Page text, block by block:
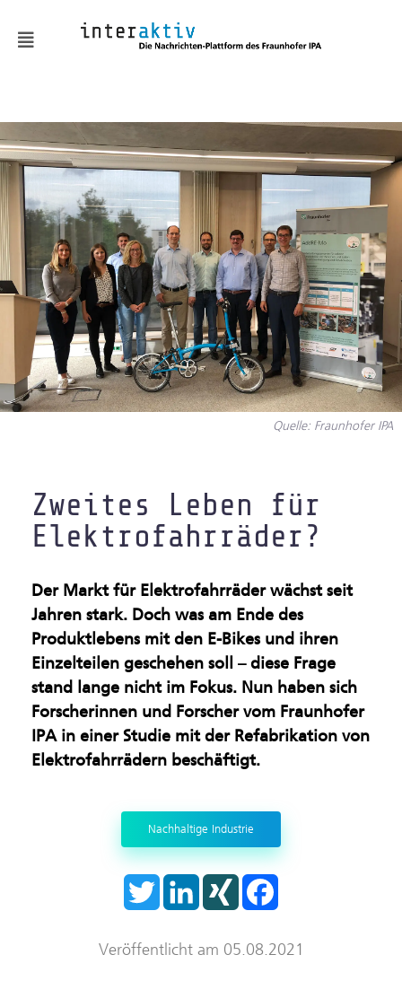
Automatisierung &
Robotik
Batterie & Wasserstoff
Digitalisierung
Embodied AI
Fabrik- und
Prozessgestaltung
Maschinelles Sehen
Leichtbau & Additive
Multifunktionale
Materialien
Nachhaltige Industrie
Oberflächen &
Beschichtungen
Quelle: Fraunhofer IPA
Zweites Leben für
Elektrofahrräder?
Der Markt für Elektrofahrräder wächst seit
Jahren stark. Doch was am Ende des
Produktlebens mit den E-Bikes und ihren
Einzelteilen geschehen soll – diese Frage
stand lange nicht im Fokus. Nun haben sich
Forscherinnen und Forscher vom Fraunhofer
IPA in einer Studie mit der Refabrikation von
Elektrofahrrädern beschäftigt.
Nachhaltige Industrie
T
e
L
n
d
X
N
o
Veröffentlicht am 05.08.2021